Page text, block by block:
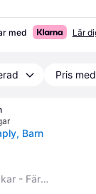
med Lär
Pris
Barn
Paraply, fåglar & drakar - Färgmix